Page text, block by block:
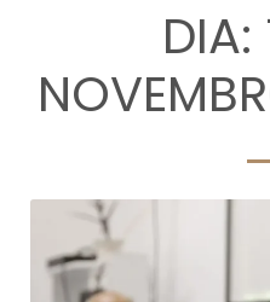
DIA: